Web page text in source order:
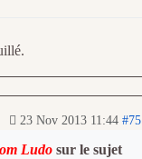
23 Nov 2013 11:44 #75
Ludo sur le sujet